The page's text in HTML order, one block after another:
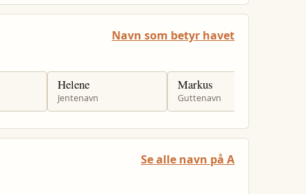
Navn som betyr havet
Helene
Jentenavn
Markus
Guttenavn
Se alle navn på A